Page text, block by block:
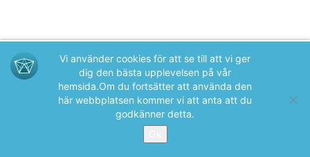
Vi använder cookies för att se till att vi ger
dig den bästa upplevelsen på vår
hemsida.Om du fortsätter att använda den
här webbplatsen kommer vi att anta att du
godkänner detta.